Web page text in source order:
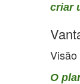
criar
O